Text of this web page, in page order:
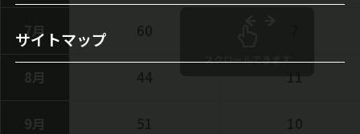
円錐角膜治療
近視進行抑制
ドライアイIPL治療
サイトマップ
7月 60
8月 44 11
9月 51 10
スクロールできます